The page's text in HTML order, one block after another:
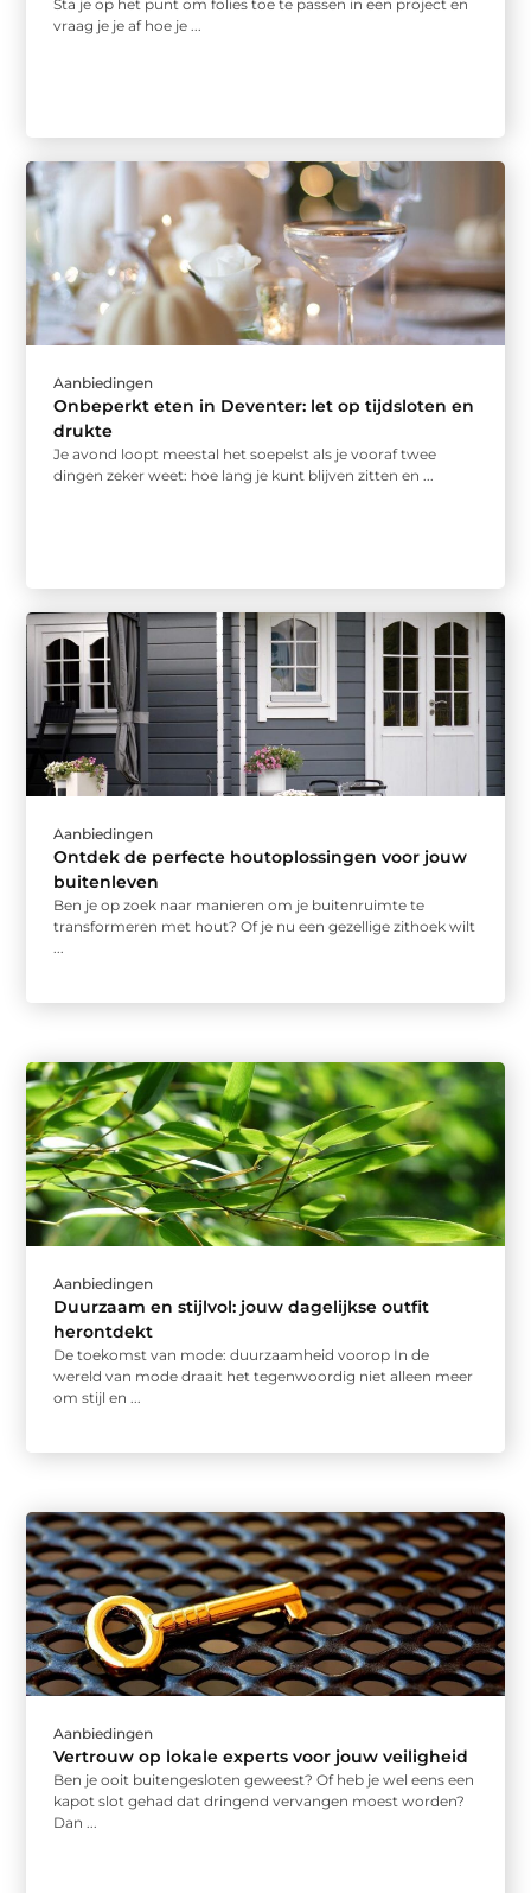
Sta je op het punt om folies toe te passen in een project en
vraag je je af hoe je ...
Aanbiedingen
Onbeperkt eten in Deventer: let op tijdsloten en
drukte
Je avond loopt meestal het soepelst als je vooraf twee
dingen zeker weet: hoe lang je kunt blijven zitten en ...
Aanbiedingen
Ontdek de perfecte houtoplossingen voor jouw
buitenleven
Ben je op zoek naar manieren om je buitenruimte te
transformeren met hout? Of je nu een gezellige zithoek wilt
Aanbiedingen
Duurzaam en stijlvol: jouw dagelijkse outfit
herontdekt
De toekomst van mode: duurzaamheid voorop In de
wereld van mode draait het tegenwoordig niet alleen meer
om stijl en ...
Aanbiedingen
Vertrouw op lokale experts voor jouw veiligheid
Ben je ooit buitengesloten geweest? Of heb je wel eens een
kapot slot gehad dat dringend vervangen moest worden?
Dan ...